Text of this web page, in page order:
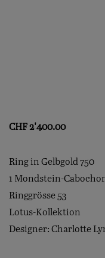
CHF2'400.00
Ring in Gelbgold 750
1 Mondstein-
Ringgrösse 53
Lotus-Kollektion
Designer: Charlotte